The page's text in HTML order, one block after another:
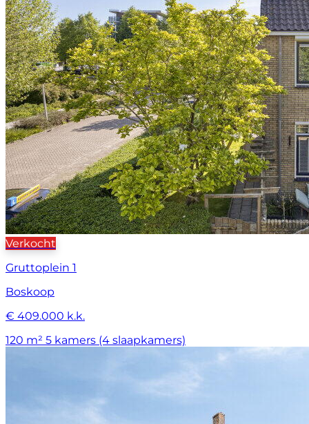
Verkocht
Gruttoplein 1
Boskoop
€ 409.000 k.k.
120 m² 5 kamers (4 slaapkamers)